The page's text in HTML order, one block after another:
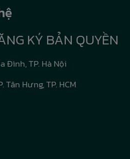
KÝ BẢN QUYỀN
Đình, TP. Hà Nội
Tân Hưng, TP. HCM